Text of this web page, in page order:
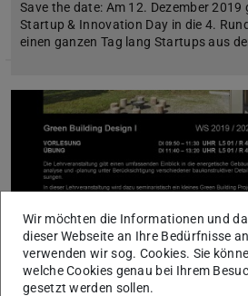
Save the date: Am 12. Dezember
Startup & Innovation Day in die 4.
einen ganzen Tag lang Startups aus
Wir möchten die Informationen und
dieser Webseite an Ihre Bedürfnisse
verwenden wir sog. Cookies. Sie
welche Cookies genau bei Ihrem
gesetzt werden sollen.